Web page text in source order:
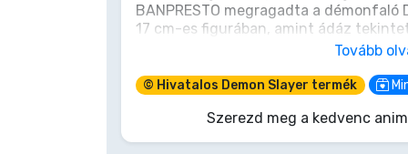
BANPRESTO megragadta a
17 cm-es figurában, amint ádáz
pisztolyával és tűzben edzett,
hajthatatlan eltökéltségét, hogy
Tovább
© Hivatalos Demon Slayer termék
Szerezd meg a kedvenc
Terméktípusok